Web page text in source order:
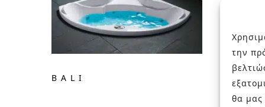
την
θα μας
BALI